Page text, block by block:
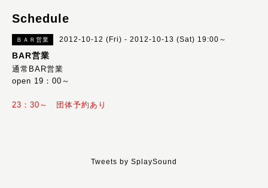
Schedule
ＢＡＲ営業 2012-10-12 (Fri) - 2012-10-13 (Sat) 19:00～
BAR営業
通常BAR営業
open 19：00～
23：30～ 団体予約あり
Tweets by SplaySound